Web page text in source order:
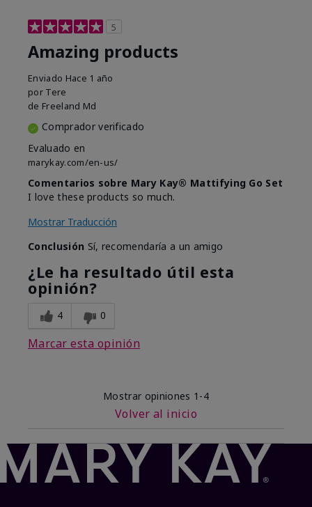
5
Amazing products
Enviado Hace 1 año
por Tere
de Freeland Md
Comprador verificado
Evaluado en
marykay.com/en-us/
Comentarios sobre Mary Kay® Mattifying Go Set
I love these products so much.
Mostrar Traducción
Conclusión Sí, recomendaría a un amigo
¿Le ha resultado útil esta
opinión?
4 0
Marcar esta opinión
Mostrar opiniones 1-4
Volver al inicio